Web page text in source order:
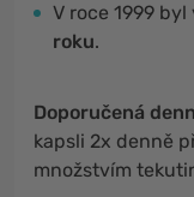
V roce 1999
roku.
Doporučená
kapsli 2x denně
množstvím